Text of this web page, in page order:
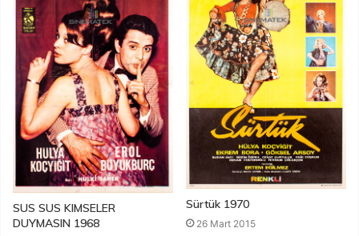
SUS SUS KIMSELER
DUYMASIN 1968
Sürtük 1970
26 Mart 2015